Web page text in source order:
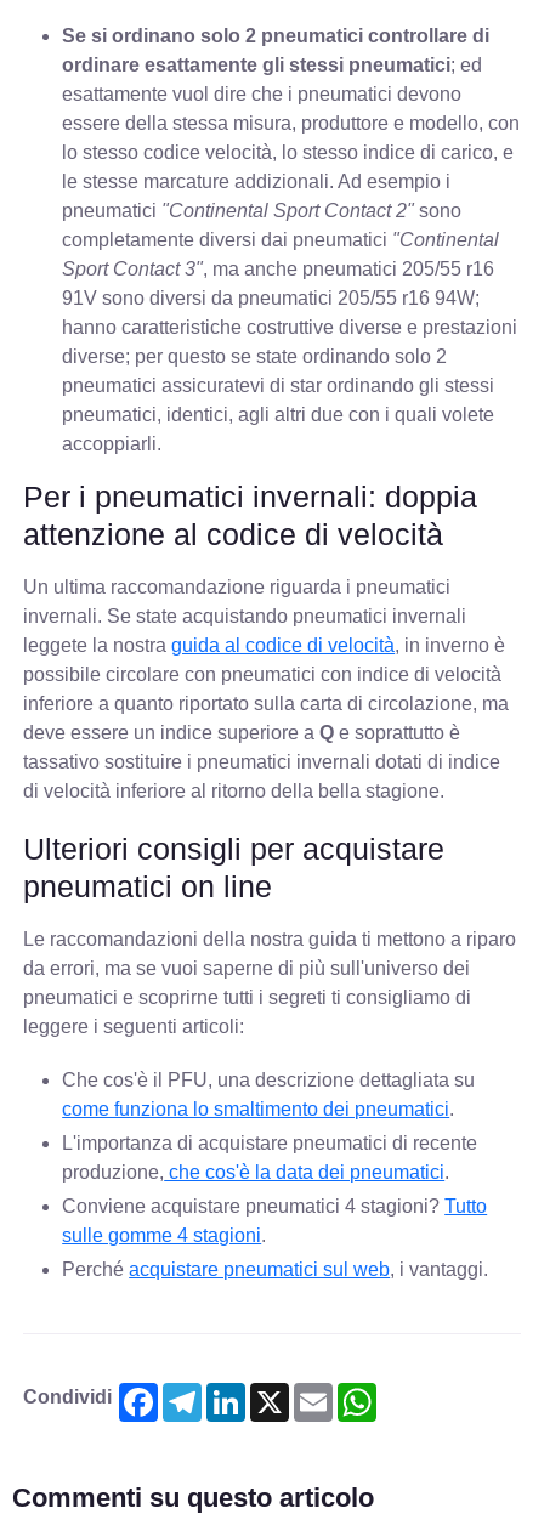
Se si ordinano solo 2 pneumatici controllare di
ordinare esattamente gli stessi pneumatici; ed
esattamente vuol dire che i pneumatici devono
essere della stessa misura, produttore e modello, con
lo stesso codice velocità, lo stesso indice di carico, e
le stesse marcature addizionali. Ad esempio i
pneumatici "Continental Sport Contact 2" sono
completamente diversi dai pneumatici "Continental
Sport Contact 3", ma anche pneumatici 205/55 r16
91V sono diversi da pneumatici 205/55 r16 94W;
hanno caratteristiche costruttive diverse e prestazioni
diverse; per questo se state ordinando solo 2
pneumatici assicuratevi di star ordinando gli stessi
pneumatici, identici, agli altri due con i quali volete
accoppiarli.
Per i pneumatici invernali: doppia
attenzione al codice di velocità
Un ultima raccomandazione riguarda i pneumatici
invernali. Se state acquistando pneumatici invernali
leggete la nostraguida al codice di velocità, in inverno è
possibile circolare con pneumatici con indice di velocità
inferiore a quanto riportato sulla carta di circolazione, ma
deve essere un indice superiore aQ e soprattutto è
tassativo sostituire i pneumatici invernali dotati di indice
di velocità inferiore al ritorno della bella stagione.
Ulteriori consigli per acquistare
pneumatici on line
Le raccomandazioni della nostra guida ti mettono a riparo
da errori, ma se vuoi saperne di più sull'universo dei
pneumatici e scoprirne tutti i segreti ti consigliamo di
leggere i seguenti articoli:
Che cos'è il PFU, una descrizione dettagliata su
come funziona lo smaltimento dei pneumatici.
L'importanza di acquistare pneumatici di recente
produzione, che cos'è la data dei pneumatici.
Conviene acquistare pneumatici 4 stagioni?Tutto
sulle gomme 4 stagioni.
Perchéacquistare pneumatici sul web, i vantaggi.
Condividi FacebookTelegramLinkedIn
X Email
Commenti su questo articolo